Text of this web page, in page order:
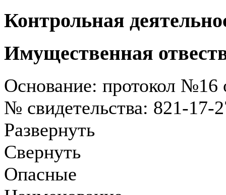
Контрольная
Имущественная
Основание: протокол №16
№ свидетельства: 821-17-
Развернуть
Свернуть
Опасные